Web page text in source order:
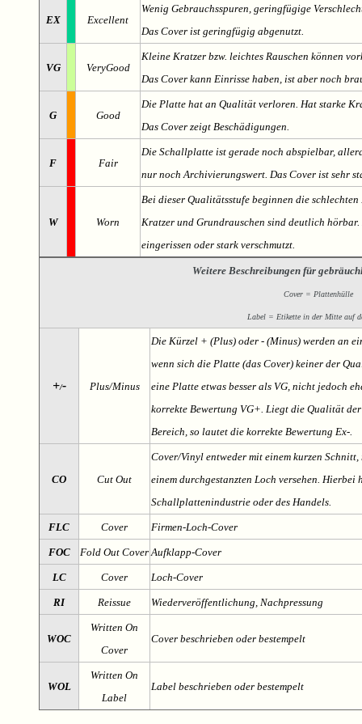
EX Excellent
Wenig Gebrauchsspuren, geringfügige
Das Cover ist geringfügig abgenutzt.
VG VeryGood
Kleine Kratzer bzw. leichtes Rauschen können
Das Cover kann Einrisse haben, ist aber noch
G Good
Die Platte hat an Qualität verloren. Hat starke
Das Cover zeigt Beschädigungen.
F Fair
Die Schallplatte ist gerade noch abspielbar,
nur noch Archivierungswert. Das Cover ist sehr
W Worn
Bei dieser Qualitätsstufe beginnen die
Kratzer und Grundrauschen sind deutlich
eingerissen oder stark verschmutzt.
Weitere Beschreibungen für
Cover = Plattenhülle
Label = Etikette in der Mitte auf
+/- Plus/Minus
Die Kürzel + (Plus) oder - (Minus) werden an
wenn sich die Platte (das Cover) keiner der
eine Platte etwas besser als VG, nicht jedoch
korrekte Bewertung VG+. Liegt die Qualität
Bereich, so lautet die korrekte Bewertung Ex-.
CO Cut Out
Cover/Vinyl entweder mit einem kurzen
einem durchgestanzten Loch versehen. Hierbei
Schallplattenindustrie oder des Handels.
FLC Cover Firmen-Loch-Cover
FOC Fold Out Cover Aufklapp-Cover
LC Cover Loch-Cover
RI Reissue Wiederveröffentlichung, Nachpressung
WOC
Written On
Cover
Cover beschrieben oder bestempelt
WOL
Written On
Label
Label beschrieben oder bestempelt